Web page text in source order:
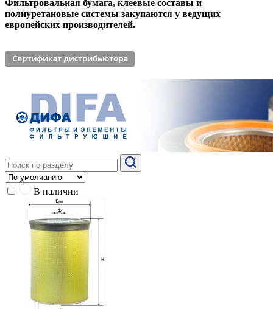
Фильтровальная бумага, клеевые составы и
полиуретановые системы закупаются у ведущих
европейских производителей.
В наличии